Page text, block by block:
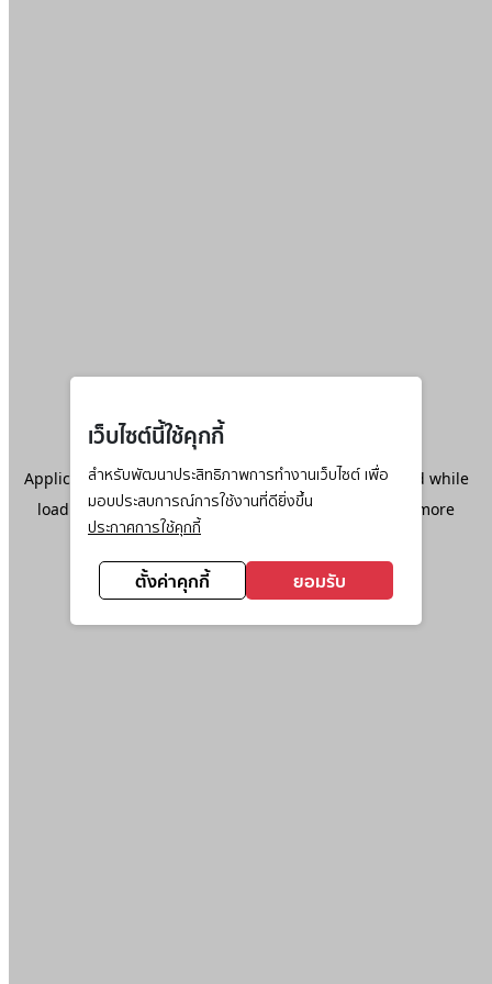
เว็บไซต์นี้ใช้คุกกี้
สำหรับพัฒนาประสิทธิภาพการทำงานเว็บไซต์ เพื่อ
มอบประสบการณ์การใช้งานที่ดียิ่งขึ้น
ประกาศการใช้คุกกี้
ตั้งค่าคุกกี้ ยอมรับ
Application error: aclient-side exception has occurred while
loadingwww.ktc.co.th(see the browser console
for more
information).